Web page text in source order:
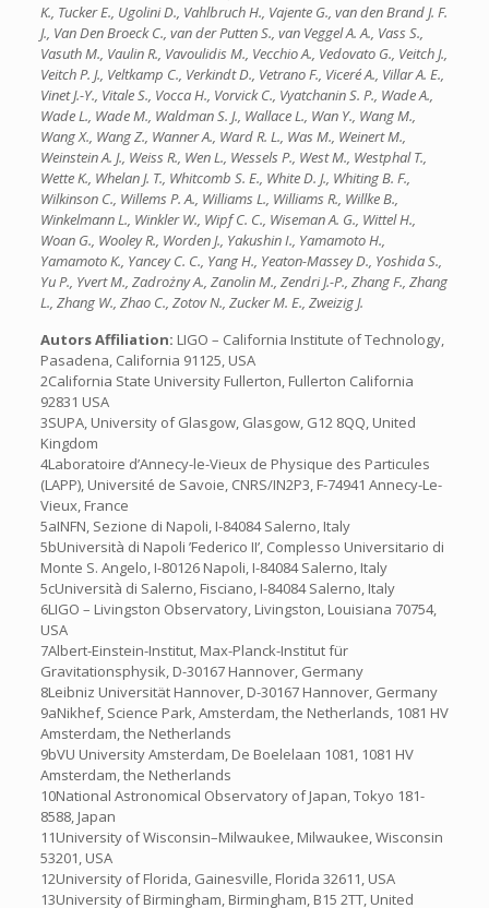
K., Tucker E., Ugolini D., Vahlbruch H., Vajente G., van den Brand J. F.
J., Van Den Broeck C., van der Putten S., van Veggel A. A., Vass S.,
Vasuth M., Vaulin R., Vavoulidis M., Vecchio A., Vedovato G., Veitch J.,
Veitch P. J., Veltkamp C., Verkindt D., Vetrano F., Viceré A., Villar A. E.,
Vinet J.-Y., Vitale S., Vocca H., Vorvick C., Vyatchanin S. P., Wade A.,
Wade L., Wade M., Waldman S. J., Wallace L., Wan Y., Wang M.,
Wang X., Wang Z., Wanner A., Ward R. L., Was M., Weinert M.,
Weinstein A. J., Weiss R., Wen L., Wessels P., West M., Westphal T.,
Wette K., Whelan J. T., Whitcomb S. E., White D. J., Whiting B. F.,
Wilkinson C., Willems P. A., Williams L., Williams R., Willke B.,
Winkelmann L., Winkler W., Wipf C. C., Wiseman A. G., Wittel H.,
Woan G., Wooley R., Worden J., Yakushin I., Yamamoto H.,
Yamamoto K., Yancey C. C., Yang H., Yeaton-Massey D., Yoshida S.,
Yu P., Yvert M., Zadrożny A., Zanolin M., Zendri J.-P., Zhang F., Zhang
L., Zhang W., Zhao C., Zotov N., Zucker M. E., Zweizig J.
Autors Affiliation: LIGO – California Institute of Technology,
Pasadena, California 91125, USA
2California State University Fullerton, Fullerton California
92831 USA
3SUPA, University of Glasgow, Glasgow, G12 8QQ, United
Kingdom
4Laboratoire d’Annecy-le-Vieux de Physique des Particules
(LAPP), Université de Savoie, CNRS/IN2P3, F-74941 Annecy-Le-
Vieux, France
5aINFN, Sezione di Napoli, I-84084 Salerno, Italy
5bUniversità di Napoli ’Federico II’, Complesso Universitario di
Monte S. Angelo, I-80126 Napoli, I-84084 Salerno, Italy
5cUniversità di Salerno, Fisciano, I-84084 Salerno, Italy
6LIGO – Livingston Observatory, Livingston, Louisiana 70754,
USA
7Albert-Einstein-Institut, Max-Planck-Institut für
Gravitationsphysik, D-30167 Hannover, Germany
8Leibniz Universität Hannover, D-30167 Hannover, Germany
9aNikhef, Science Park, Amsterdam, the Netherlands, 1081 HV
Amsterdam, the Netherlands
9bVU University Amsterdam, De Boelelaan 1081, 1081 HV
Amsterdam, the Netherlands
10National Astronomical Observatory of Japan, Tokyo 181-
8588, Japan
11University of Wisconsin–Milwaukee, Milwaukee, Wisconsin
53201, USA
12University of Florida, Gainesville, Florida 32611, USA
13University of Birmingham, Birmingham, B15 2TT, United